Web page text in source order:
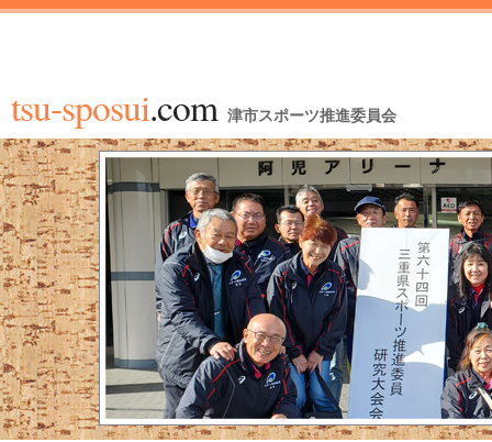
tsu-sposui.com 津市スポーツ推進委員会